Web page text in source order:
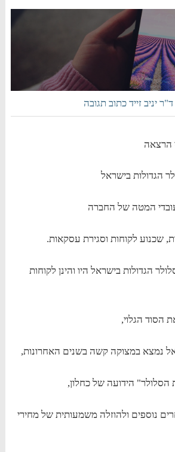
ד"ר יניב זייד כתוב תגובה
הרצאה
הגדולות בישראל
המטה של החברה
שכנוע לקוחות וסגירת עסקאות.
הסלולר הגדולות בישראל היו והינן לקוחות
הסוד הגלוי,
נמצא במצוקה קשה בשנים האחרונות,
הסלולר" הידועה של כחלון,
נוספים ולהוזלה משמעותית של מחירי